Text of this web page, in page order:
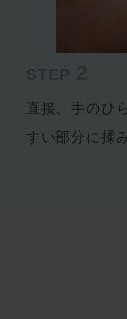
直接、手のひ
すい部分に揉